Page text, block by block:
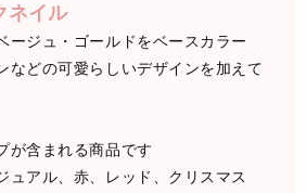
ネイル
ージュ・ゴールドをベースカラー
などの可愛らしいデザインを加えて
が含まれる商品です
ュアル、赤、レッド、クリスマス